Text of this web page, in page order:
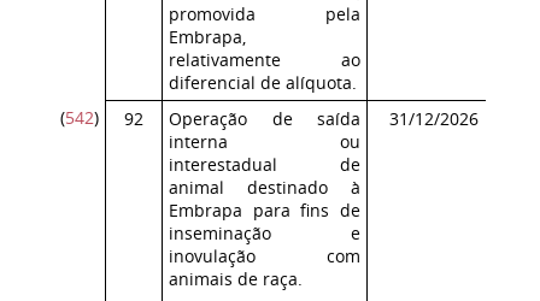
promovida pela
Embrapa,
relativamente ao
diferencial de alíquota.
(542) 92
Operação de saída
interna ou
interestadual de
animal destinado à
Embrapa para fins de
inseminação e
inovulação com
animais de raça.
31/12/2026